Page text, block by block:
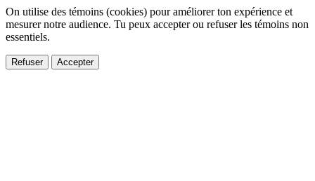
On utilise des témoins (cookies) pour améliorer ton expérience et
mesurer notre audience. Tu peux accepter ou refuser les témoins non
essentiels.
Refuser Accepter